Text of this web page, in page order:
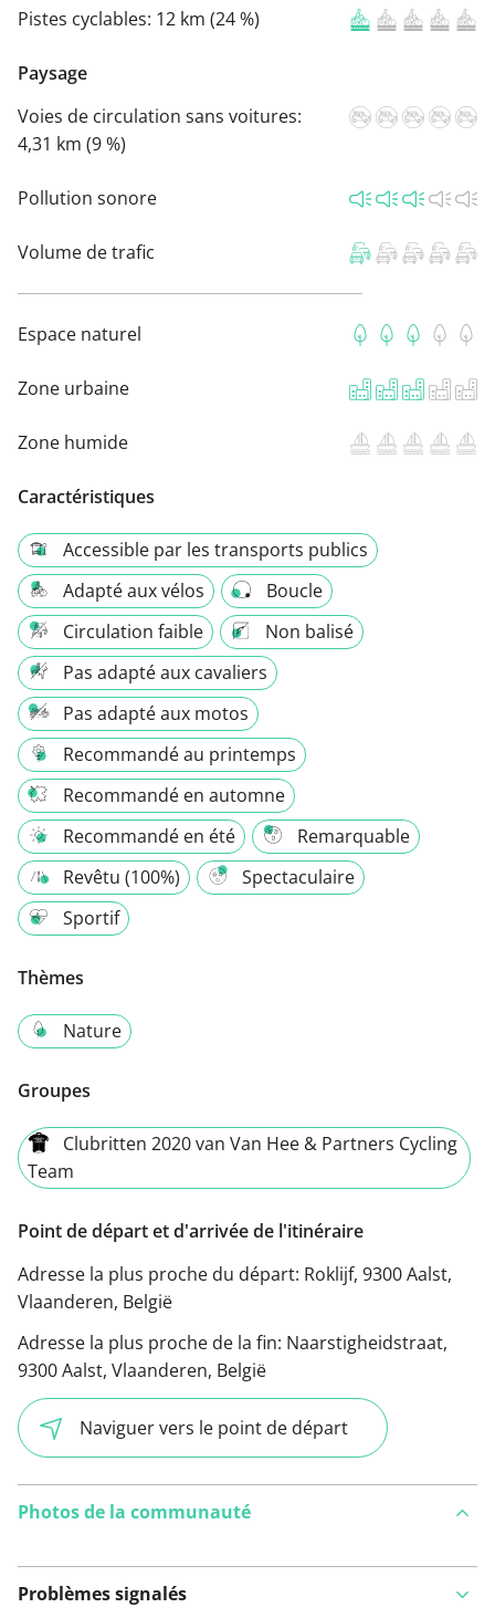
Pistes cyclables: 12 km (24 %)
Paysage
Voies de circulation sans voitures:
4,31 km (9 %)
Pollution sonore
Volume de trafic
Espace naturel
Zone urbaine
Zone humide
Caractéristiques
Accessible par les transports publics
Adapté aux vélos
Boucle
Circulation faible
Non balisé
Pas adapté aux cavaliers
Pas adapté aux motos
Recommandé au printemps
Recommandé en automne
Recommandé en été
Remarquable
Revêtu (100%)
Spectaculaire
Sportif
Thèmes
Nature
Groupes
Clubritten 2020 van Van Hee & Partners Cycling
Team
Point de départ et d'arrivée de l'itinéraire
Adresse la plus proche du départ: Roklijf, 9300 Aalst,
Vlaanderen, België
Adresse la plus proche de la fin: Naarstigheidstraat,
9300 Aalst, Vlaanderen, België
Naviguer vers le point de départ
Photos de la communauté
Problèmes signalés